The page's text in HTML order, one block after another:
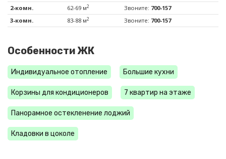
2-комн.
62-69 м2 Звоните: 700-157
3-комн.
83-88 м2 Звоните: 700-157
Особенности ЖК
Индивидуальное отопление Большие кухни
Корзины для кондиционеров 7 квартир на этаже
Панорамное остекленение лоджий
Кладовки в цоколе